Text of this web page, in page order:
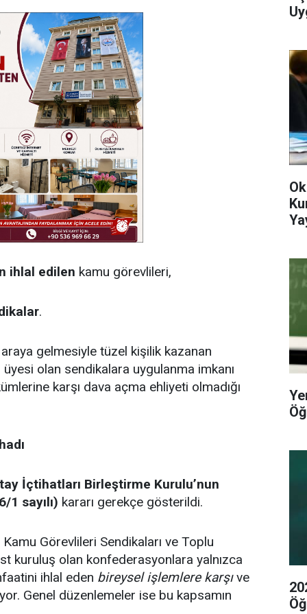
ihlal edilen kamu görevlileri,
.
gelmesiyle tüzel kişilik kazanan
olan sendikalara uygulanma imkanı
karşı dava açma ehliyeti olmadığı
İçtihatları Birleştirme Kurulu’nun
sayılı) kararı gerekçe gösterildi.
Görevlileri Sendikaları ve Toplu
kuruluş olan konfederasyonlara yalnızca
ihlal eden bireysel işlemlere karşıve
Genel düzenlemeler ise bu kapsamın